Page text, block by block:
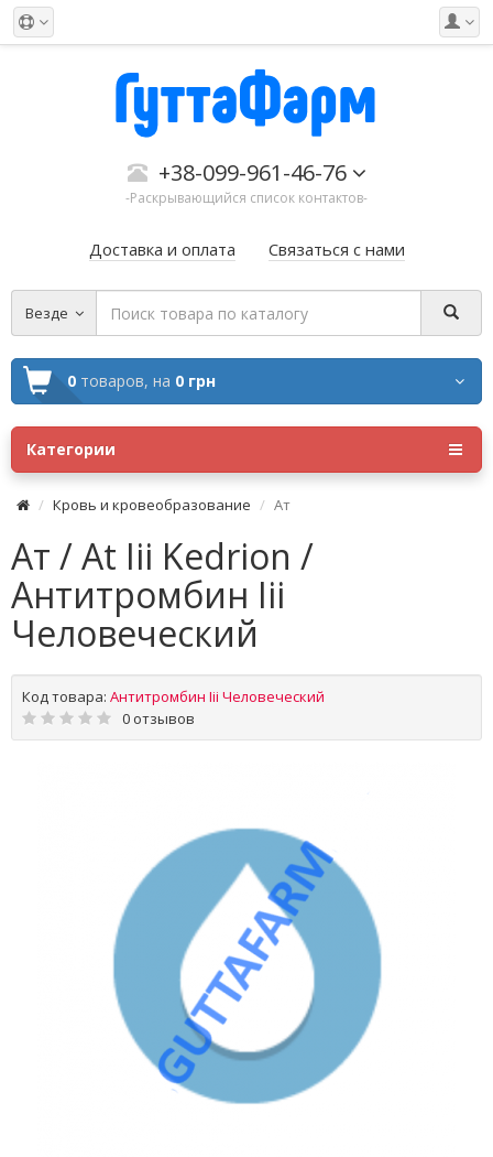
+38-099-961-46-76
-Раскрывающийся список контактов-
Доставка и оплата Связаться с нами
Везде
0 товаров, на 0 грн
Категории
Кровь и кровеобразование Ат
Ат / At Iii Kedrion /
Антитромбин Iii
Человеческий
Код товара: Антитромбин Iii Человеческий
0 отзывов